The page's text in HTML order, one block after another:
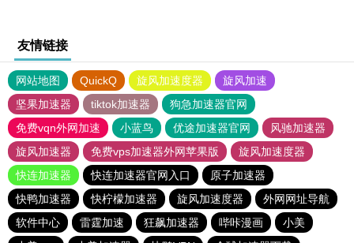
友情链接
网站地图 QuickQ 旋风加速度器
旋风加速
坚果加速器
tiktok加速器
狗急加速器官网
免费vqn外网加速
小蓝鸟 优途加速器官网
风驰加速器
旋风加速器
免费vps加速器外网苹果版
旋风加速度器
快连加速器
快连加速器官网入口
原子加速器
快鸭加速器
快柠檬加速器 旋风加速度器
外网网址导航
软件中心
雷霆加速 狂飙加速器 哔咔漫画
小美